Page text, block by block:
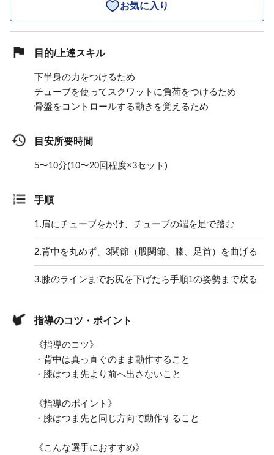
お気に入り
目的/上達スキル
下半身の力をつけるため
チューブを使ってスクワットに負荷をつけるため
骨盤をコントロールする動きを覚えるため
目安所要時間
5〜10分(10〜20回程度×3セット)
手順
1.肩にチューブをかけ、チューブの端を足で踏む
2.背中を丸めず、3関節（股関節、膝、足首）を曲げる
3.膝のラインまでお尻を下げたら手順1の姿勢まで戻る
指導のコツ・ポイント
《指導のコツ》
・背中は真っ直ぐのまま動作すること
・膝はつま先より前へ出さないこと
《指導のポイント》
・膝はつま先と同じ方向で動作すること
《こんな選手におすすめ》